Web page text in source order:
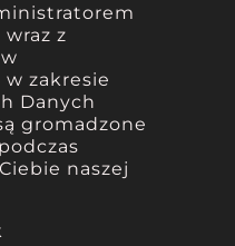
z
w zakresie
Danych
gromadzone
naszej